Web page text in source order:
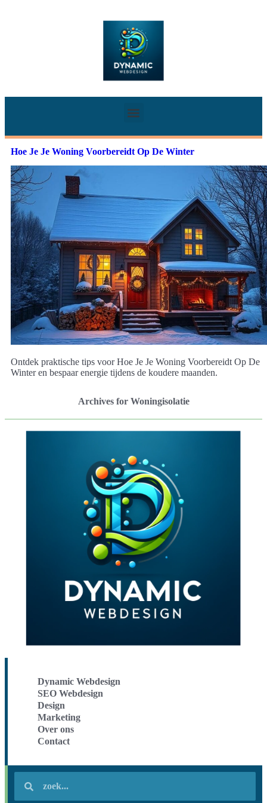
Hoe Je Je Woning Voorbereidt Op De Winter
Ontdek praktische tips voor Hoe Je Je Woning Voorbereidt Op De
Winter en bespaar energie tijdens de koudere maanden.
Archives for Woningisolatie
Dynamic Webdesign
SEO Webdesign
Design
Marketing
Over ons
Contact